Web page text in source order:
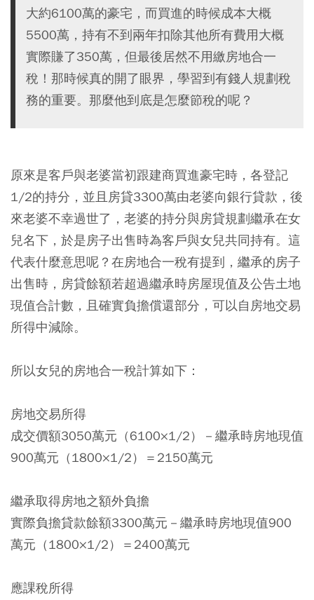
大約6100萬的豪宅，而買進的時候成本大概
5500萬，持有不到兩年扣除其他所有費用大概
實際賺了350萬，但最後居然不用繳房地合一
稅！那時候真的開了眼界，學習到有錢人規劃稅
務的重要。那麼他到底是怎麼節稅的呢？
原來是客戶與老婆當初跟建商買進豪宅時，各登記
1/2的持分，並且房貸3300萬由老婆向銀行貸款，後
來老婆不幸過世了，老婆的持分與房貸規劃繼承在女
兒名下，於是房子出售時為客戶與女兒共同持有。這
代表什麼意思呢？在房地合一稅有提到，繼承的房子
出售時，房貸餘額若超過繼承時房屋現值及公告土地
現值合計數，且確實負擔償還部分，可以自房地交易
所得中減除。
所以女兒的房地合一稅計算如下：
房地交易所得
成交價額3050萬元（6100×1/2）－繼承時房地現值
900萬元（1800×1/2）＝2150萬元
繼承取得房地之額外負擔
實際負擔貸款餘額3300萬元－繼承時房地現值900
萬元（1800×1/2）＝2400萬元
應課稅所得